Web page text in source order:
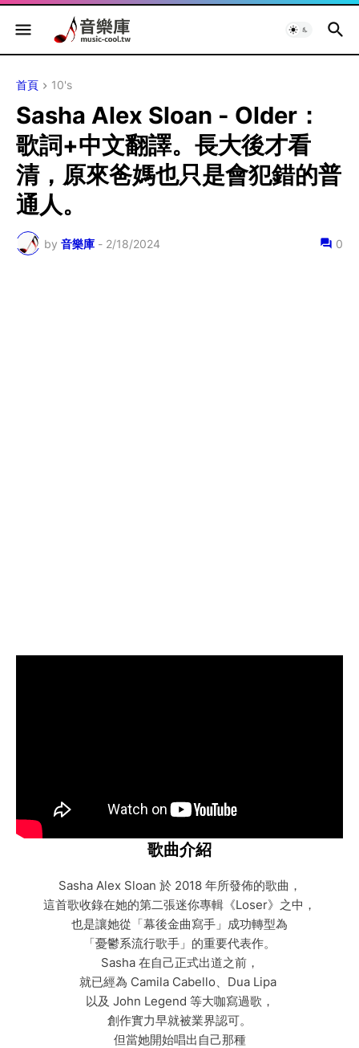
首頁 10's
Sasha Alex Sloan - Older：
歌詞+中文翻譯。長大後才看
清，原來爸媽也只是會犯錯的普
通人。
by 音樂庫 - 2/18/2024 0
歌曲介紹
Sasha Alex Sloan 於 2018 年所發佈的歌曲，
這首歌收錄在她的第二張迷你專輯《Loser》之中，
也是讓她從「幕後金曲寫手」成功轉型為
「憂鬱系流行歌手」的重要代表作。
Sasha 在自己正式出道之前，
就已經為 Camila Cabello、Dua Lipa
以及 John Legend 等大咖寫過歌，
創作實力早就被業界認可。
但當她開始唱出自己那種